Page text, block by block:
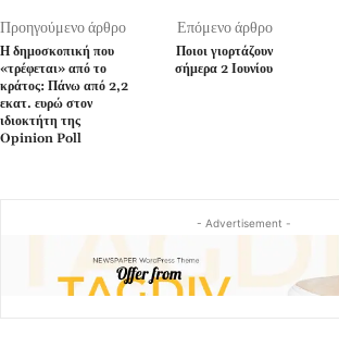
Προηγούμενο άρθρο
Η δημοσκοπική που
«τρέφεται» από το
κράτος: Πάνω από 2,2
εκατ. ευρώ στον
ιδιοκτήτη της
Opinion Poll
Επόμενο άρθρο
Ποιοι γιορτάζουν
σήμερα 2 Ιουνίου
- Advertisement -